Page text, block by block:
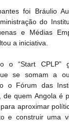
foi Bráulio
do
e Médias
a iniciativa.
o “Start CPLP”
se somam a
o Fórum das
de quem Angola é
aproximar
e construir uma